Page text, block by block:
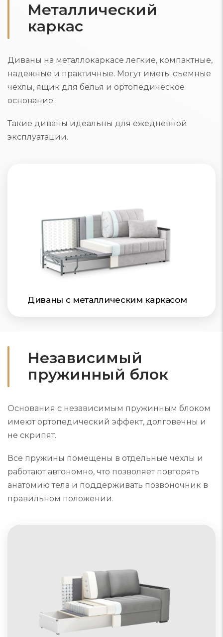
Металлический
каркас
Диваны на металлокаркасе легкие, компактные,
надежные и практичные. Могут иметь: съемные
чехлы, ящик для белья и ортопедическое
основание.
Такие диваны идеальны для ежедневной
эксплуатации.
Диваны с металлическим каркасом
Независимый
пружинный блок
Основания с независимым пружинным блоком
имеют ортопедический эффект, долговечны и
не скрипят.
Все пружины помещены в отдельные чехлы и
работают автономно, что позволяет повторять
анатомию тела и поддерживать позвоночник в
правильном положении.